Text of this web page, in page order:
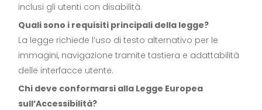
inclusi gli utenti con disabilità.
Quali sono i requisiti principali della legge?
La legge richiede l’uso di testo alternativo per le
immagini, navigazione tramite tastiera e adattabilità
delle interfacce utente.
Chi deve conformarsi alla Legge Europea
sull’Accessibilità?